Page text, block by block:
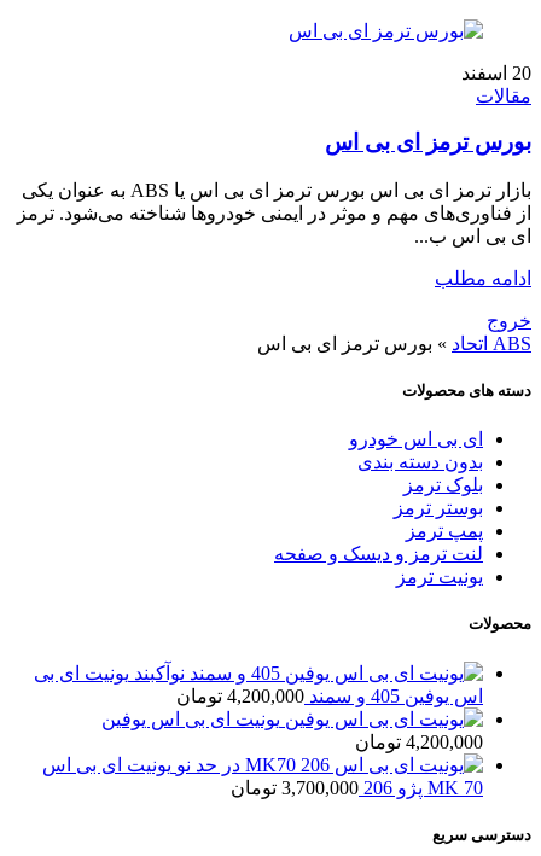
20 اسفند
مقالات
بورس ترمز ای بی اس
بازار ترمز ای بی اس بورس ترمز ای بی اس یا ABS به عنوان یکی
از فناوری‌های مهم و موثر در ایمنی خودروها شناخته می‌شود. ترمز
ای بی اس ب...
ادامه مطلب
خروج
ABS اتحاد
» بورس ترمز ای بی اس
دسته های محصولات
ای بی اس خودرو
بدون دسته بندی
بلوک ترمز
بوستر ترمز
پمپ ترمز
لنت ترمز و دیسک و صفحه
یونیت ترمز
محصولات
یونیت ای بی
اس یوفین 405 و سمند
4,200,000 تومان
یونیت ای بی اس یوفین
4,200,000 تومان
یونیت ای بی اس
MK 70 پژو 206
3,700,000 تومان
دسترسی سریع